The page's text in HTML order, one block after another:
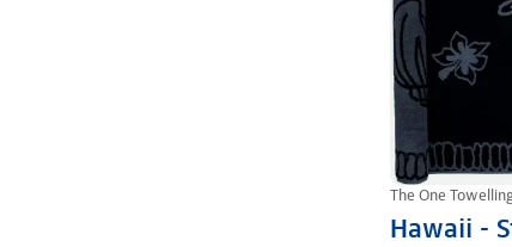
The One
Hawaii -